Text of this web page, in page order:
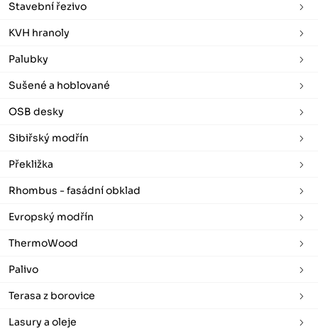
Stavební řezivo
KVH hranoly
Palubky
Sušené a hoblované
OSB desky
Sibiřský modřín
Překližka
Rhombus - fasádní obklad
Evropský modřín
ThermoWood
Palivo
Terasa z borovice
Lasury a oleje